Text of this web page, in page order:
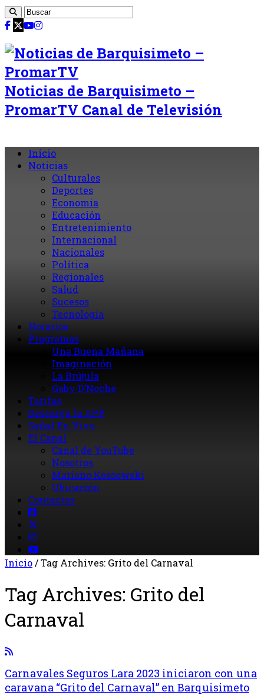
Noticias de Barquisimeto –
PromarTV Canal de Televisión
Inicio
Noticias
Culturales
Deportes
Economia
Educación
Entretenimiento
Internacional
Nacionales
Política
Regionales
Salud
Sucesos
Tecnología
Horarios
Programas
Una Buena Mañana
Imaginación
La Brújula
Gaby D’Noche
Tarifas
Descarga la APP
Señal En Vivo
El Canal
Canal de YouTube
Nosotros
Mariano Kossowski
Ubicación
Contactos
Inicio/Tag Archives: Grito del Carnaval
Tag Archives: Grito del
Carnaval
Carnavales Seguros Lara 2023 iniciaron con una
caravana “Grito del Carnaval” en Barquisimeto